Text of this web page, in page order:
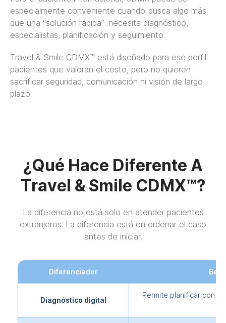
especialmente conveniente cuando busca algo más
que una “solución rápida”: necesita diagnóstico,
especialistas, planificación y seguimiento.
Travel & Smile CDMX™ está diseñado para ese perfil:
pacientes que valoran el costo, pero no quieren
sacrificar seguridad, comunicación ni visión de largo
plazo.
¿Qué Hace Diferente A
Travel & Smile CDMX™?
La diferencia no está solo en atender pacientes
extranjeros. La diferencia está en ordenar el caso
antes de iniciar.
Diferenciador
Diagnóstico digital
Permite planificar con